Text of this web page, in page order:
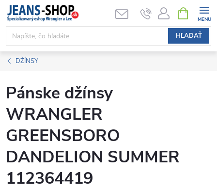
Prejsť
obsah
HĽADAŤ
KOŠÍK
DŽÍNSY
Pánske džínsy
WRANGLER
GREENSBORO
DANDELION SUMMER
112364419